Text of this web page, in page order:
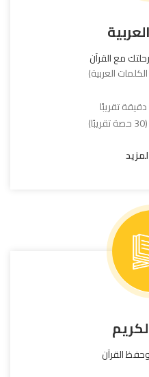
مع القرآن
وحفظ القرآن